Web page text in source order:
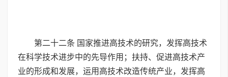
第二十二条 国家推进高技术的研究，发挥高技术
在科学技术进步中的先导作用；扶持、促进高技术产
业的形成和发展，运用高技术改造传统产业，发挥高